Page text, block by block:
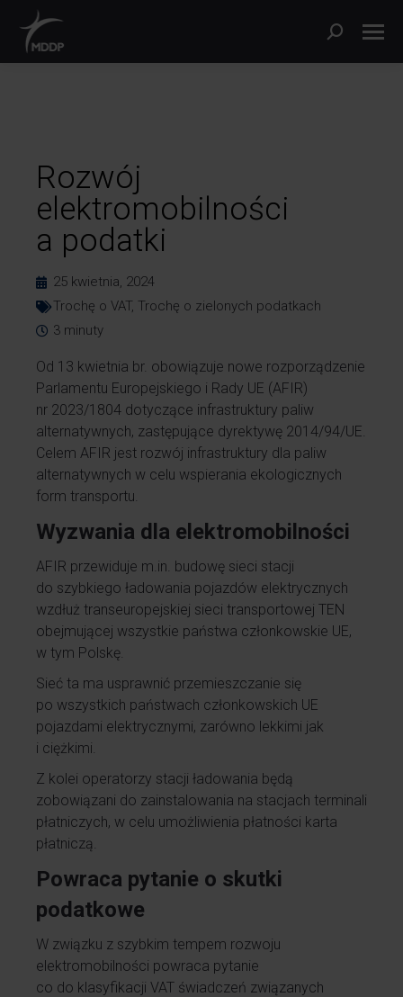
Rozwój
elektromobilności
a podatki
25 kwietnia, 2024
Trochę o VAT, Trochę o zielonych podatkach
3 minuty
Od 13 kwietnia br. obowiązuje nowe rozporządzenie
Parlamentu Europejskiego i Rady UE (AFIR)
nr 2023/1804 dotyczące infrastruktury paliw
alternatywnych, zastępujące dyrektywę 2014/94/UE.
Celem AFIR jest rozwój infrastruktury dla paliw
alternatywnych w celu wspierania ekologicznych
form transportu.
Wyzwania dla elektromobilności
AFIR przewiduje m.in. budowę sieci stacji
do szybkiego ładowania pojazdów elektrycznych
wzdłuż transeuropejskiej sieci transportowej TEN
obejmującej wszystkie państwa członkowskie UE,
w tym Polskę.
Sieć ta ma usprawnić przemieszczanie się
po wszystkich państwach członkowskich UE
pojazdami elektrycznymi, zarówno lekkimi jak
i ciężkimi.
Z kolei operatorzy stacji ładowania będą
zobowiązani do zainstalowania na stacjach terminali
płatniczych, w celu umożliwienia płatności karta
płatniczą.
Powraca pytanie o skutki
podatkowe
W związku z szybkim tempem rozwoju
elektromobilności powraca pytanie
co do klasyfikacji VAT świadczeń związanych